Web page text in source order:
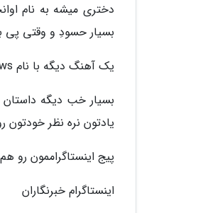
دختری میشه به نام
بسیار حسودِ و وقتی پی
یک آهنگ دیگه با نام No One Knows از همین آلبوم رو قبلا ترجمه نموده بودم که می تونید اون رو هم گوش بدید.
یادتون نره نظر خودتون
پیج اینستاگراممون رو
اینستاگرام خبرنگاران